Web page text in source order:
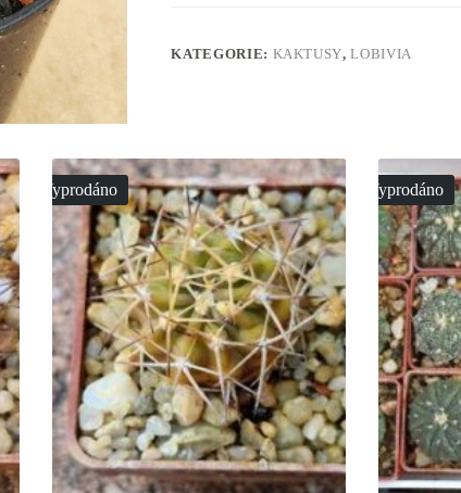
KATEGORIE: KAKTUSY,LOBIVIA
Vyprodáno Vyprodáno